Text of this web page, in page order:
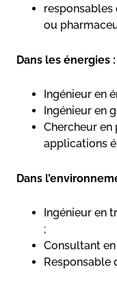
responsables
ou
Dans les énergies :
Ingénieur en
Ingénieur en
Chercheur
applications
Dans
Ingénieur en
;
Consultant
Responsable